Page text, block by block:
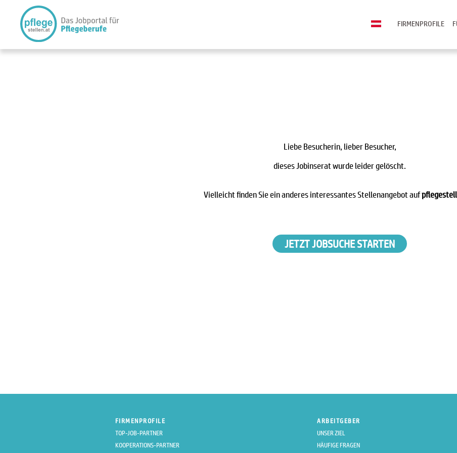
FIRMENPROFILE
Liebe Besucherin, lieber Besucher,
dieses Jobinserat wurde leider gelöscht.
Vielleicht finden Sie ein anderes interessantes Stellenangebot auf
JETZT JOBSUCHE STARTEN
FIRMENPROFILE
TOP-JOB-PARTNER
KOOPERATIONS-PARTNER
ARBEITGEBER
UNSER ZIEL
HÄUFIGE FRAGEN